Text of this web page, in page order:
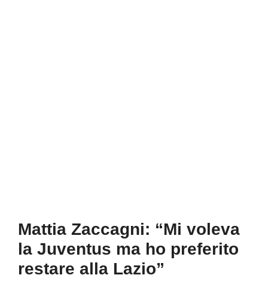
Mattia Zaccagni: “Mi voleva
la Juventus ma ho preferito
restare alla Lazio”